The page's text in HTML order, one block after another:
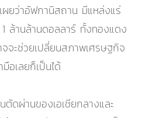
ยว่าอัฟกานิสถาน มีแหล่งแร่
ล้านล้านดอลลาร์ ทั้งทองแดง
จะช่วยเปลี่ยนสภาพเศรษฐกิจ
อเลยก็เป็นได้
ดผ่านของเอเชียกลางและ